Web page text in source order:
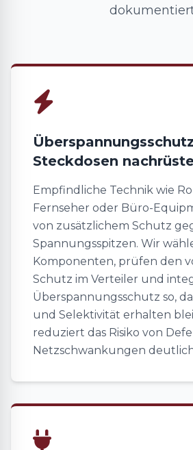
Steckdosen
Empfindliche Technik wie
Fernseher oder Büro-
von zusätzlichem Schutz
Spannungsspitzen. Wir
Komponenten, prüfen den
Schutz im Verteiler und
Überspannungsschutz so,
und Selektivität erhalten
reduziert das Risiko von
Netzschwankungen